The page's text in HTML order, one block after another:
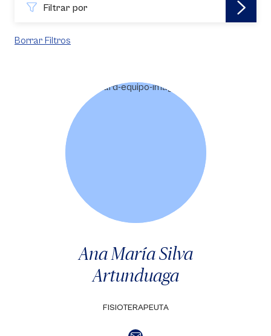
Filtrar por
Borrar Filtros
Ana María Silva
Artunduaga
FISIOTERAPEUTA